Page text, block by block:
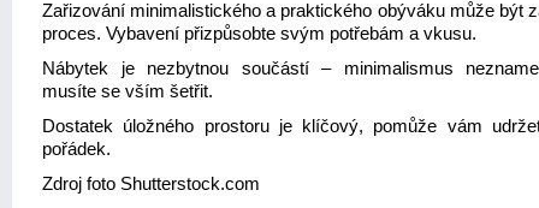
Zařizování minimalistického a praktického obýváku může být
proces. Vybavení přizpůsobte svým potřebám a vkusu.
Nábytek je nezbytnou součástí – minimalismus
musíte se vším šetřit.
Dostatek úložného prostoru je klíčový, pomůže vám
pořádek.
Zdroj foto Shutterstock.com